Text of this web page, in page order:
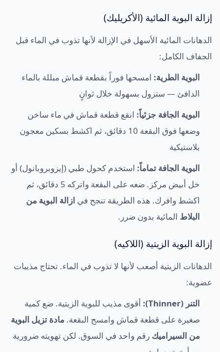
إزالة البوية المائية (الأكريليك)
الدهانات المائية الأسهل في الإزالة لأنها تذوب في الماء قبل
الجفاف الكامل:
البوية الطرية: امسحها فوراً بقطعة قماش مبللة بالماء
الدافئ — ستزول بسهولة خلال ثوانٍ
البوية الجافة جزئياً: انقع قطعة قماش في ماء ساخن
وضعها فوق البقعة 10 دقائق، ثم اكشط بسكين معجون
بلاستيكية
البوية الجافة تماماً: استخدم كحول طبي (إيزوبروبانول) أو
خل أبيض مركز. ضعه على البقعة واتركه 5 دقائق، ثم
اكشط وافرك. هذه الطريقة تنجح في ازالة البوية من
البلاط المائية بدون ضرر.
إزالة البوية الزيتية (اللاكيه)
الدهانات الزيتية أصعب لأنها لا تذوب في الماء. تحتاج مذيبات
عضوية:
التنر (Thinner):
أقوى مذيب للبوية الزيتية. ضع كمية
صغيرة على قطعة قماش وامسح البقعة. مادة تزيل البوية
من السيراميك رقم واحد في السوق. لكن تهويته ضرورية